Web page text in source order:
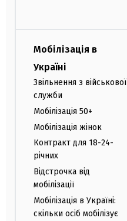
Мобілізація в
Україні
Звільнення з військової
служби
Мобілізація 50+
Мобілізація жінок
Контракт для 18-24-
річних
Відстрочка від
мобілізації
Мобілізація в Україні:
скільки осіб мобілізує